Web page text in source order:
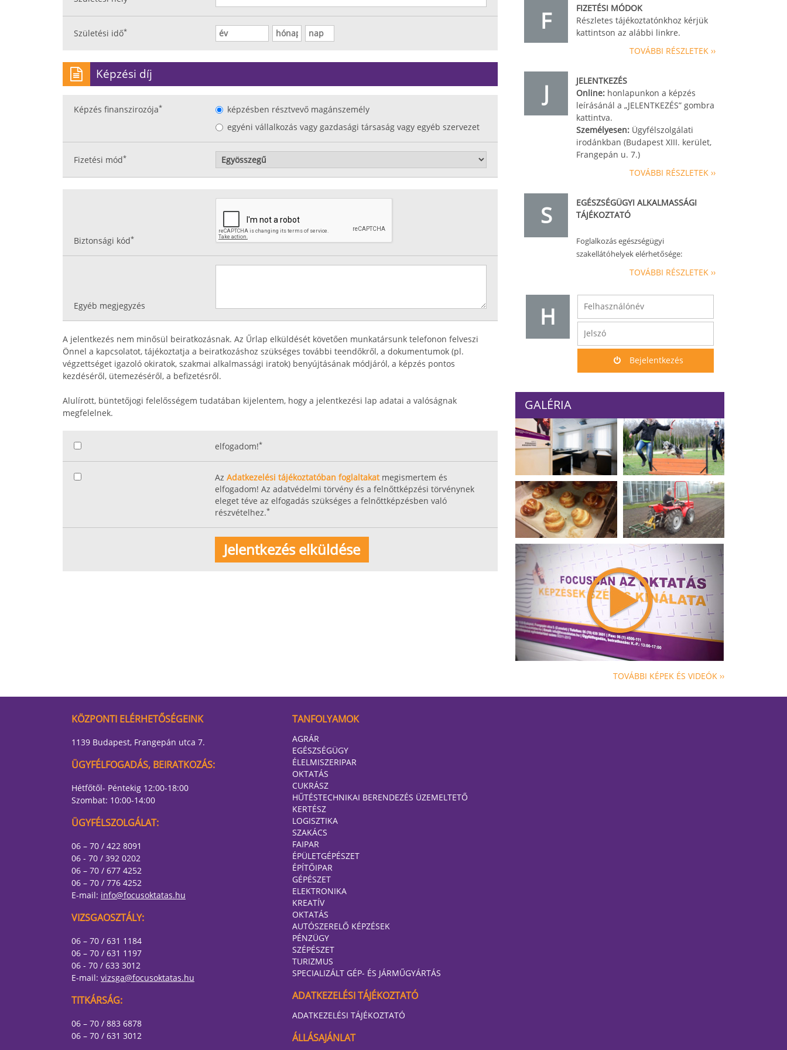
Születési idő*
Képzési díj
Képzés finanszirozója*
képzésben résztvevő magánszemély
egyéni vállalkozás vagy gazdasági társaság vagy egyéb szervezet
Fizetési mód*
Biztonsági kód*
Egyéb megjegyzés
A jelentkezés nem minősül beiratkozásnak. Az Űrlap elküldését követően munkatársunk telefonon felveszi
Önnel a kapcsolatot, tájékoztatja a beiratkozáshoz szükséges további teendőkről, a dokumentumok (pl.
végzettséget igazoló okiratok, szakmai alkalmassági iratok) benyújtásának módjáról, a képzés pontos
kezdéséről, ütemezéséről, a befizetésről.
Alulírott, büntetőjogi felelősségem tudatában kijelentem, hogy a jelentkezési lap adatai a valóságnak
megfelelnek.
elfogadom!*
Az Adatkezelési tájékoztatóban foglaltakatmegismertem és
elfogadom! Az adatvédelmi törvény és a felnőttképzési törvénynek
eleget téve az elfogadás szükséges a felnőttképzésben való
részvételhez.*
F
FIZETÉSI MÓDOK
Részletes tájékoztatónkhoz kérjük
kattintson az alábbi linkre.
TOVÁBBI RÉSZLETEK ››
J
JELENTKEZÉS
Online: honlapunkon a képzés
leírásánál a „JELENTKEZÉS” gombra
kattintva.
Személyesen: Ügyfélszolgálati
irodánkban (Budapest XIII. kerület,
Frangepán u. 7.)
TOVÁBBI RÉSZLETEK ››
S
EGÉSZSÉGÜGYI ALKALMASSÁGI
TÁJÉKOZTATÓ
Foglalkozás egészségügyi
szakellátóhelyek elérhetősége:
TOVÁBBI RÉSZLETEK ››
H
Bejelentkezés
GALÉRIA
TOVÁBBI KÉPEK ÉS VIDEÓK ››
KÖZPONTI ELÉRHETŐSÉGEINK
1139 Budapest, Frangepán utca 7.
ÜGYFÉLFOGADÁS, BEIRATKOZÁS:
Hétfőtől- Péntekig 12:00-18:00
Szombat: 10:00-14:00
ÜGYFÉLSZOLGÁLAT:
06 – 70 / 422 8091
06 - 70 / 392 0202
06 – 70 / 677 4252
06 – 70 / 776 4252
E-mail: info@focusoktatas.hu
VIZSGAOSZTÁLY:
06 – 70 / 631 1184
06 – 70 / 631 1197
06 - 70 / 633 3012
E-mail: vizsga@focusoktatas.hu
TITKÁRSÁG:
06 – 70 / 883 6878
06 – 70 / 631 3012
TANFOLYAMOK
AGRÁR
EGÉSZSÉGÜGY
ÉLELMISZERIPAR
OKTATÁS
CUKRÁSZ
HŰTÉSTECHNIKAI BERENDEZÉS ÜZEMELTETŐ
KERTÉSZ
LOGISZTIKA
SZAKÁCS
FAIPAR
ÉPÜLETGÉPÉSZET
ÉPÍTŐIPAR
GÉPÉSZET
ELEKTRONIKA
KREATÍV
OKTATÁS
AUTÓSZERELŐ KÉPZÉSEK
PÉNZÜGY
SZÉPÉSZET
TURIZMUS
SPECIALIZÁLT GÉP- ÉS JÁRMŰGYÁRTÁS
ADATKEZELÉSI TÁJÉKOZTATÓ
ADATKEZELÉSI TÁJÉKOZTATÓ
ÁLLÁSAJÁNLAT